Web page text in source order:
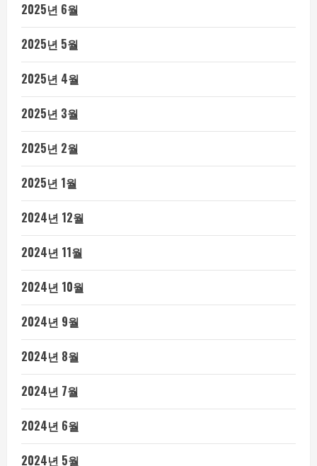
2025년 6월
2025년 5월
2025년 4월
2025년 3월
2025년 2월
2025년 1월
2024년 12월
2024년 11월
2024년 10월
2024년 9월
2024년 8월
2024년 7월
2024년 6월
2024년 5월